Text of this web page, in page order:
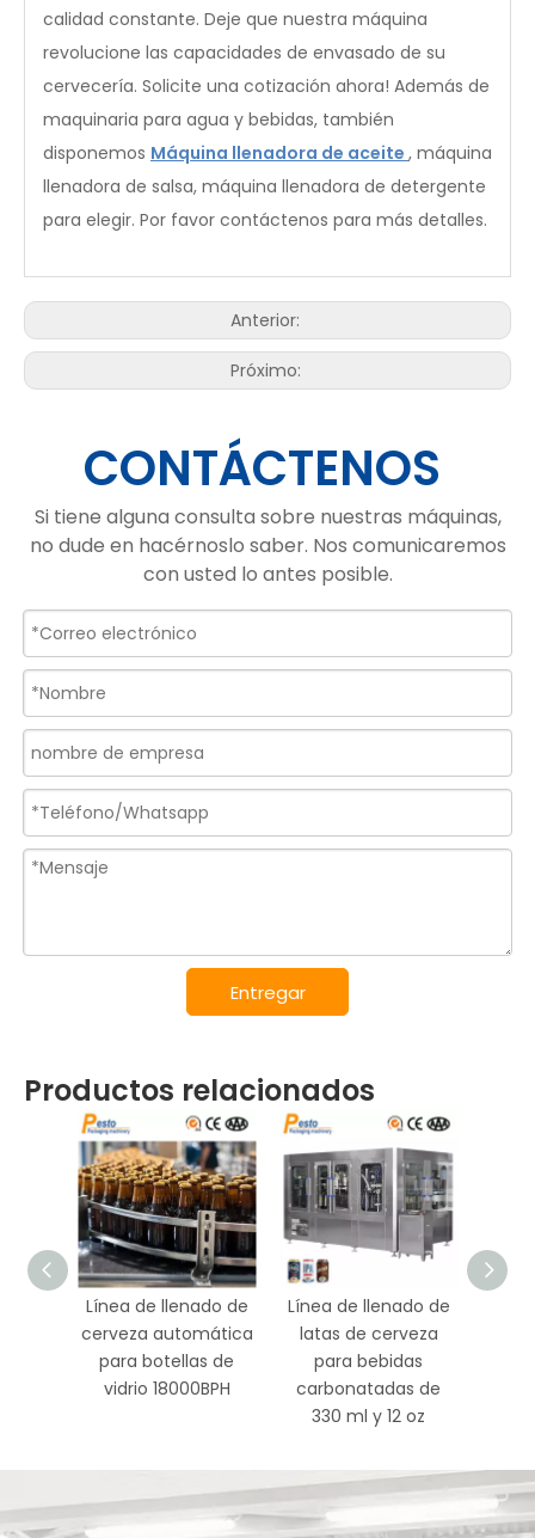
calidad constante. Deje que nuestra máquina
revolucione las capacidades de envasado de su
cervecería. Solicite una cotización ahora! Además de
maquinaria para agua y bebidas, también
disponemos Máquina llenadora de aceite , máquina
llenadora de salsa, máquina llenadora de detergente
para elegir. Por favor contáctenos para más detalles.
Anterior:
Próximo:
CONTÁCTENOS
Si tiene alguna consulta sobre nuestras máquinas,
no dude en hacérnoslo saber. Nos comunicaremos
con usted lo antes posible.
Entregar
Productos relacionados
Línea de llenado de
cerveza automática
para botellas de
vidrio 18000BPH
Línea de llenado de
latas de cerveza
para bebidas
carbonatadas de
330 ml y 12 oz